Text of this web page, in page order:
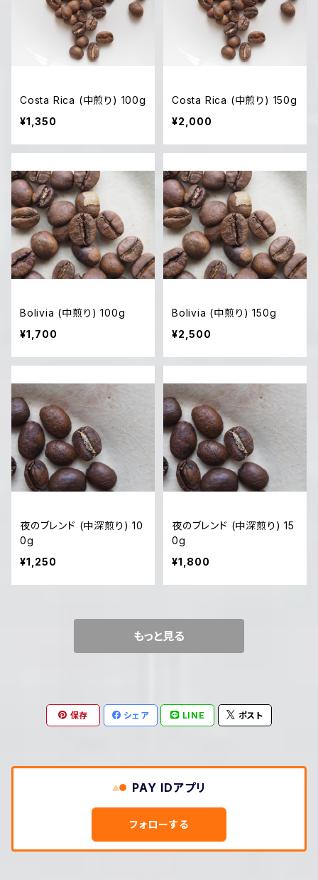
Costa Rica (中煎り) 100g
¥1,350
Costa Rica (中煎り) 150g
¥2,000
Bolivia (中煎り) 100g
¥1,700
Bolivia (中煎り) 150g
¥2,500
夜のブレンド (中深煎り) 10
0g
¥1,250
夜のブレンド (中深煎り) 15
0g
¥1,800
もっと見る
保存 シェア LINE ポスト
PAY IDアプリ
フォローする